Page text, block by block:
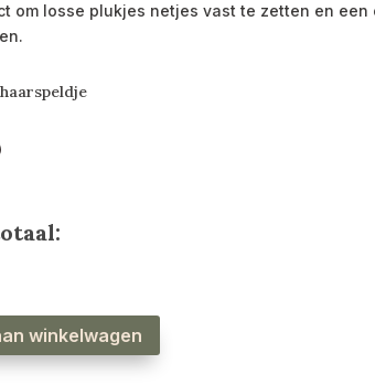
om losse plukjes netjes vast te zetten en een
winkelwagen